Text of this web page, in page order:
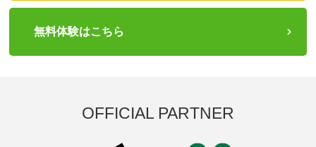
無料体験はこちら
OFFICIAL PARTNER